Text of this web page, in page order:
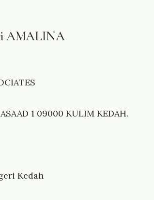
AMALINA
1 09000 KULIM KEDAH.
Kedah